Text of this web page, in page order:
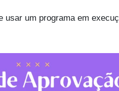
usar um programa em